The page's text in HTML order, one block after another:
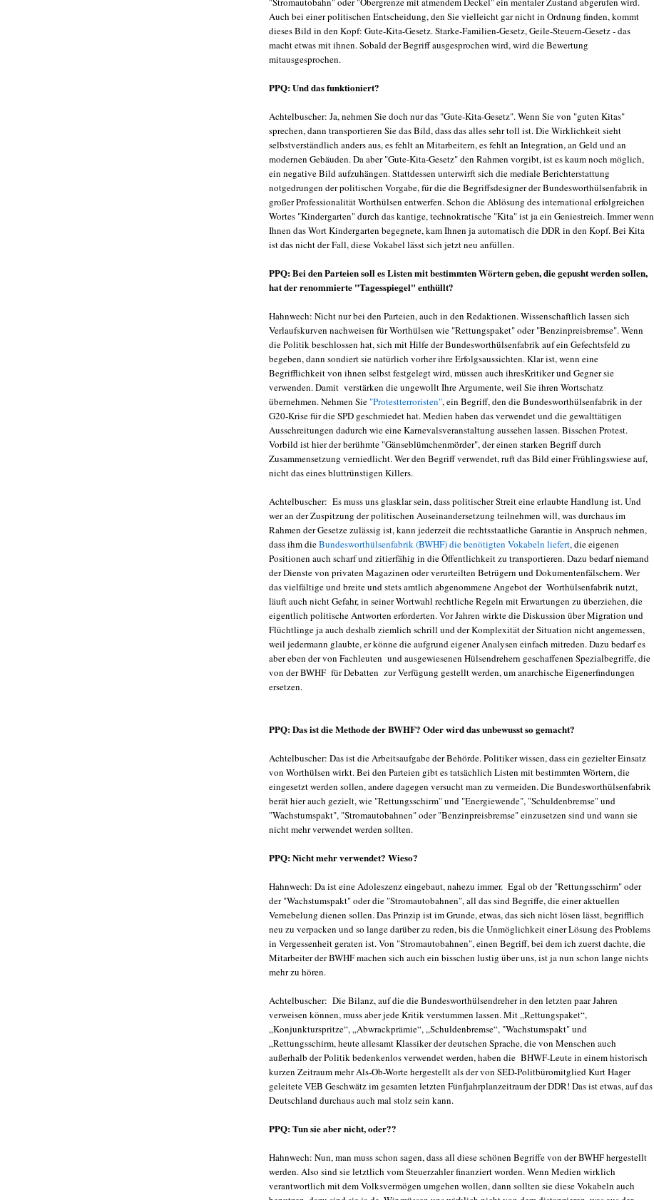
Auch bei einer politischen Entscheidung, den Sie vielleicht gar nicht in Ordnung finden, kommt
dieses Bild in den Kopf: Gute-Kita-Gesetz. Starke-Familien-Gesetz, Geile-Steuern-Gesetz - das
macht etwas mit ihnen. Sobald der Begriff ausgesprochen wird, wird die Bewertung
mitausgesprochen.
PPQ: Und das funktioniert?
Achtelbuscher: Ja, nehmen Sie doch nur das "Gute-Kita-Gesetz". Wenn Sie von "guten Kitas"
sprechen, dann transportieren Sie das Bild, dass das alles sehr toll ist. Die Wirklichkeit sieht
selbstverständlich anders aus, es fehlt an Mitarbeitern, es fehlt an Integration, an Geld und an
modernen Gebäuden. Da aber "Gute-Kita-Gesetz" den Rahmen vorgibt, ist es kaum noch möglich,
ein negative Bild aufzuhängen. Stattdessen unterwirft sich die mediale Berichterstattung
notgedrungen der politischen Vorgabe, für die die Begriffsdesigner der Bundesworthülsenfabrik in
großer Professionalität Worthülsen entwerfen. Schon die Ablösung des international erfolgreichen
Wortes "Kindergarten" durch das kantige, technokratische "Kita" ist ja ein Geniestreich. Immer wenn
Ihnen das Wort Kindergarten begegnete, kam Ihnen ja automatisch die DDR in den Kopf. Bei Kita
ist das nicht der Fall, diese Vokabel lässt sich jetzt neu anfüllen.
PPQ: Bei den Parteien soll es Listen mit bestimmten Wörtern geben, die gepusht werden sollen,
hat der renommierte "Tagesspiegel" enthüllt?
Hahnwech: Nicht nur bei den Parteien, auch in den Redaktionen. Wissenschaftlich lassen sich
Verlaufskurven nachweisen für Worthülsen wie "Rettungspaket" oder "Benzinpreisbremse". Wenn
die Politik beschlossen hat, sich mit Hilfe der Bundesworthülsenfabrik auf ein Gefechtsfeld zu
begeben, dann sondiert sie natürlich vorher ihre Erfolgsaussichten. Klar ist, wenn eine
Begrifflichkeit von ihnen selbst festgelegt wird, müssen auch ihresKritiker und Gegner sie
verwenden. Damit verstärken die ungewollt Ihre Argumente, weil Sie ihren Wortschatz
übernehmen. Nehmen Sie "Protestterroristen", ein Begriff, den die Bundesworthülsenfabrik in der
G20-Krise für die SPD geschmiedet hat. Medien haben das verwendet und die gewalttätigen
Ausschreitungen dadurch wie eine Karnevalsveranstaltung aussehen lassen. Bisschen Protest.
Vorbild ist hier der berühmte "Gänseblümchenmörder", der einen starken Begriff durch
Zusammensetzung verniedlicht. Wer den Begriff verwendet, ruft das Bild einer Frühlingswiese auf,
nicht das eines bluttrünstigen Killers.
Achtelbuscher: Es muss uns glasklar sein, dass politischer Streit eine erlaubte Handlung ist. Und
wer an der Zuspitzung der politischen Auseinandersetzung teilnehmen will, was durchaus im
Rahmen der Gesetze zulässig ist, kann jederzeit die rechtsstaatliche Garantie in Anspruch nehmen,
dass ihm dieBundesworthülsenfabrik (BWHF) die benötigten Vokabeln liefert, die eigenen
Positionen auch scharf und zitierfähig in die Öffentlichkeit zu transportieren. Dazu bedarf niemand
der Dienste von privaten Magazinen oder verurteilten Betrügern und Dokumentenfälschern. Wer
das vielfältige und breite und stets amtlich abgenommene Angebot der Worthülsenfabrik nutzt,
läuft auch nicht Gefahr, in seiner Wortwahl rechtliche Regeln mit Erwartungen zu überziehen, die
eigentlich politische Antworten erforderten. Vor Jahren wirkte die Diskussion über Migration und
Flüchtlinge ja auch deshalb ziemlich schrill und der Komplexität der Situation nicht angemessen,
weil jedermann glaubte, er könne die aufgrund eigener Analysen einfach mitreden. Dazu bedarf es
aber eben der von Fachleuten und ausgewiesenen Hülsendrehern geschaffenen Spezialbegriffe, die
von der BWHF für Debatten zur Verfügung gestellt werden, um anarchische Eigenerfindungen
ersetzen.
PPQ: Das ist die Methode der BWHF? Oder wird das unbewusst so gemacht?
Achtelbuscher: Das ist die Arbeitsaufgabe der Behörde. Politiker wissen, dass ein gezielter Einsatz
von Worthülsen wirkt. Bei den Parteien gibt es tatsächlich Listen mit bestimmten Wörtern, die
eingesetzt werden sollen, andere dagegen versucht man zu vermeiden. Die Bundesworthülsenfabrik
berät hier auch gezielt, wie "Rettungsschirm" und "Energiewende", "Schuldenbremse" und
"Wachstumspakt", "Stromautobahnen" oder "Benzinpreisbremse" einzusetzen sind und wann sie
nicht mehr verwendet werden sollten.
PPQ: Nicht mehr verwendet? Wieso?
Hahnwech: Da ist eine Adoleszenz eingebaut, nahezu immer. Egal ob der "Rettungsschirm" oder
der "Wachstumspakt" oder die "Stromautobahnen", all das sind Begriffe, die einer aktuellen
Vernebelung dienen sollen. Das Prinzip ist im Grunde, etwas, das sich nicht lösen lässt, begrifflich
neu zu verpacken und so lange darüber zu reden, bis die Unmöglichkeit einer Lösung des Problems
in Vergessenheit geraten ist. Von "Stromautobahnen", einen Begriff, bei dem ich zuerst dachte, die
Mitarbeiter der BWHF machen sich auch ein bisschen lustig über uns, ist ja nun schon lange nichts
mehr zu hören.
Achtelbuscher: Die Bilanz, auf die die Bundesworthülsendreher in den letzten paar Jahren
verweisen können, muss aber jede Kritik verstummen lassen. Mit „Rettungspaket“,
„Konjunkturspritze“, „Abwrackprämie“, „Schuldenbremse“, "Wachstumspakt" und
„Rettungsschirm, heute allesamt Klassiker der deutschen Sprache, die von Menschen auch
außerhalb der Politik bedenkenlos verwendet werden, haben die BHWF-Leute in einem historisch
kurzen Zeitraum mehr Als-Ob-Worte hergestellt als der von SED-Politbüromitglied Kurt Hager
geleitete VEB Geschwätz im gesamten letzten Fünfjahrplanzeitraum der DDR! Das ist etwas, auf das
Deutschland durchaus auch mal stolz sein kann.
PPQ: Tun sie aber nicht, oder??
Hahnwech: Nun, man muss schon sagen, dass all diese schönen Begriffe von der BWHF hergestellt
werden. Also sind sie letztlich vom Steuerzahler finanziert worden. Wenn Medien wirklich
verantwortlich mit dem Volksvermögen umgehen wollen, dann sollten sie diese Vokabeln auch